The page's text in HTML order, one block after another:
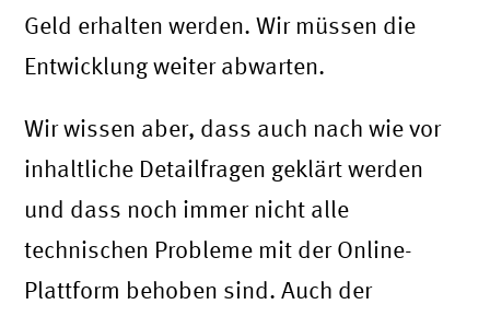
Geld erhalten werden. Wir müssen die
Entwicklung weiter abwarten.
Wir wissen aber, dass auch nach wie vor
inhaltliche Detailfragen geklärt werden
und dass noch immer nicht alle
technischen Probleme mit der Online-
Plattform behoben sind. Auch der